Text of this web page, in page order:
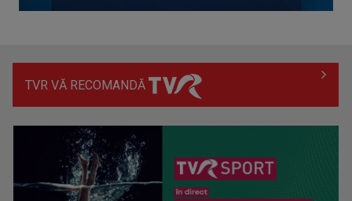
Georgiana Bădescu, activistă în domeniul migrației (CRJ):
Mulți migranți ...